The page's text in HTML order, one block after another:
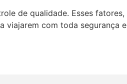
de qualidade. Esses fatores,
viajarem com toda segurança e